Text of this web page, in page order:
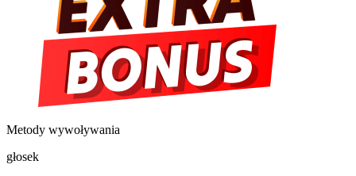
Metody wywoływania
głosek